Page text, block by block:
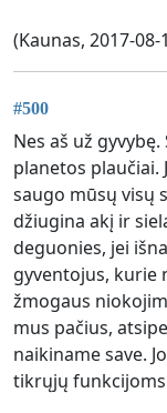
(Kaunas, 2017-08-
#500
Nes aš už
planetos plaučiai.
saugo mūsų visų
džiugina akį ir
deguonies, jei
gyventojus, kurie
žmogaus
mus pačius,
naikiname save.
tikrųjų